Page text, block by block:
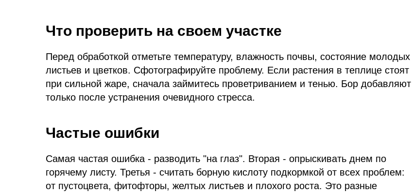
Что проверить на своем участке
Перед обработкой отметьте температуру, влажность почвы, состояние молодых
листьев и цветков. Сфотографируйте проблему. Если растения в теплице стоят
при сильной жаре, сначала займитесь проветриванием и тенью. Бор добавляют
только после устранения очевидного стресса.
Частые ошибки
Самая частая ошибка - разводить "на глаз". Вторая - опрыскивать днем по
горячему листу. Третья - считать борную кислоту подкормкой от всех проблем:
от пустоцвета, фитофторы, желтых листьев и плохого роста. Это разные